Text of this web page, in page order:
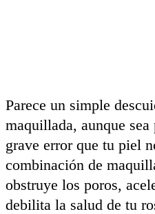
Parece un simple
maquillada, aunque
grave error que tu piel
combinación de
obstruye los poros,
debilita la salud de tu